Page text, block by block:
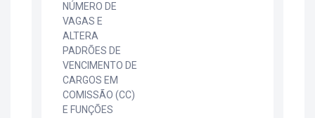
NÚMERO DE
VAGAS E
ALTERA
PADRÕES DE
VENCIMENTO DE
CARGOS EM
COMISSÃO (CC)
E FUNÇÕES